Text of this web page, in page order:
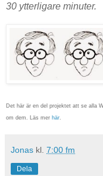
30 ytterligare minuter.
Det här är en del projektet att se alla
om dem. Läs mer här.
Jonas kl. 7:00 fm
Dela